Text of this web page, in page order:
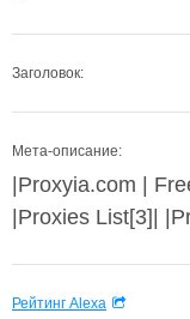
Заголовок:
Мета-описание:
|Proxyia.com |
|Proxies List[3]|
Рейтинг Alexa